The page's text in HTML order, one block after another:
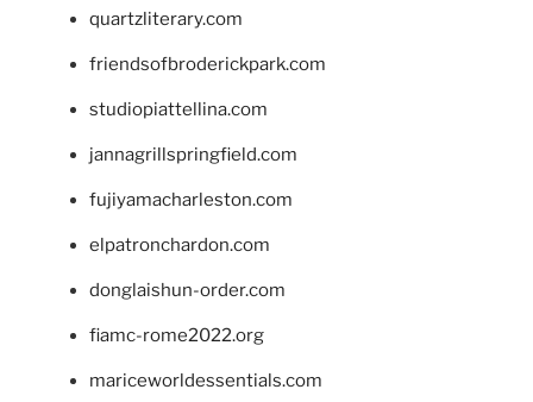
quartzliterary.com
friendsofbroderickpark.com
studiopiattellina.com
jannagrillspringfield.com
fujiyamacharleston.com
elpatronchardon.com
donglaishun-order.com
fiamc-rome2022.org
mariceworldessentials.com